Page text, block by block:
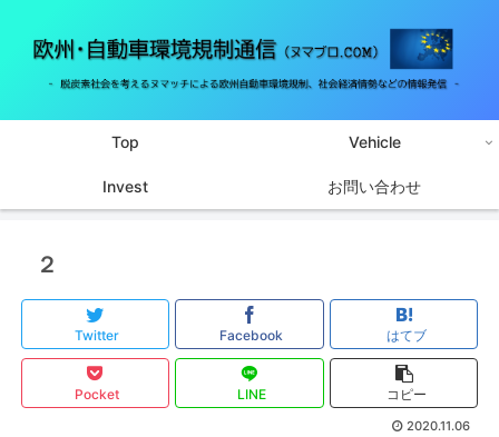
Top Vehicle
Invest お問い合わせ
２
Twitter Facebook はてブ
Pocket LINE コピー
2020.11.06